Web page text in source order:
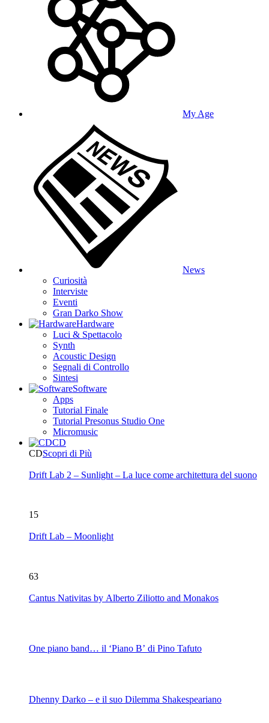
My Age
News
Curiosità
Interviste
Eventi
Gran Darko Show
Hardware
Luci & Spettacolo
Synth
Acoustic Design
Segnali di Controllo
Sintesi
Software
Apps
Tutorial Finale
Tutorial Presonus Studio One
Micromusic
CD
CDScopri di Più
Drift Lab 2 – Sunlight – La luce come architettura del suono
15
Drift Lab – Moonlight
63
Cantus Nativitas by Alberto Ziliotto and Monakos
One piano band… il ‘Piano B’ di Pino Tafuto
Dhenny Darko – e il suo Dilemma Shakespeariano